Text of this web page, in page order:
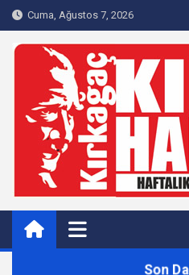
Skip
to
content
Cuma, Ağustos 7, 2026
Kırkağaç
Kırkağaç'ın Yerel Haber Sitesi
Son